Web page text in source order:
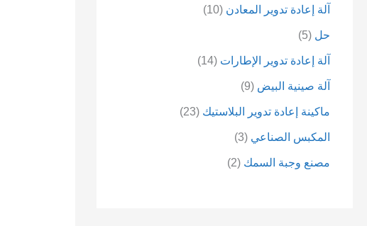
آلة إعادة تدوير المعادن 10
حل 5
آلة إعادة تدوير الإطارات 14
آلة صينية البيض 9
ماكينة إعادة تدوير البلاستيك 23
المكبس الصناعي 3
مصنع وجبة السمك 2